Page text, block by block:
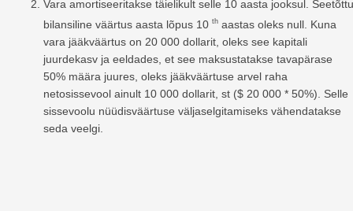
Vara amortiseeritakse täielikult selle 10 aasta jooksul. Seetõttu
bilansiline väärtus aasta lõpus 10 th aastas oleks null. Kuna
vara jääkväärtus on 20 000 dollarit, oleks see kapitali
juurdekasv ja eeldades, et see maksustatakse tavapärase
50% määra juures, oleks jääkväärtuse arvel raha
netosissevool ainult 10 000 dollarit, st ($ 20 000 * 50%). Selle
sissevoolu nüüdisväärtuse väljaselgitamiseks vähendatakse
seda veelgi.